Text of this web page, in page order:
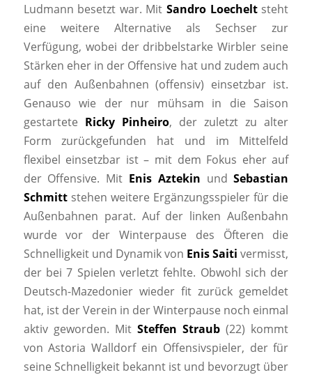
Ludmann besetzt war. MitSandro Loecheltsteht
eine weitere Alternative als Sechser zur
Verfügung, wobei der dribbelstarke Wirbler seine
Stärken eher in der Offensive hat und zudem auch
auf den Außenbahnen (offensiv) einsetzbar ist.
Genauso wie der nur mühsam in die Saison
gestartete Ricky Pinheiro, der zuletzt zu alter
Form zurückgefunden hat und im Mittelfeld
flexibel einsetzbar ist – mit dem Fokus eher auf
der Offensive. Mit Enis Aztekin undSebastian
Schmittstehen weitere Ergänzungsspieler für die
Außenbahnen parat. Auf der linken Außenbahn
wurde vor der Winterpause des Öfteren die
Schnelligkeit und Dynamik von Enis Saiti vermisst,
der bei 7 Spielen verletzt fehlte. Obwohl sich der
Deutsch-Mazedonier wieder fit zurück gemeldet
hat, ist der Verein in der Winterpause noch einmal
aktiv geworden. Mit Steffen Straub (22) kommt
von Astoria Walldorf ein Offensivspieler, der für
seine Schnelligkeit bekannt ist und bevorzugt über